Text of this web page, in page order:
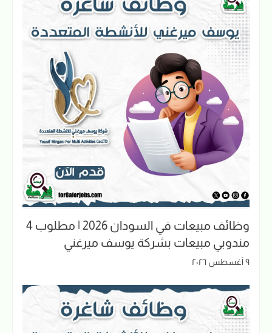
وظائف مبيعات في السودان 2026 | مطلوب 4
مندوبي مبيعات بشركة يوسف ميرغني
٩ أغسطس ٢٠٢٦